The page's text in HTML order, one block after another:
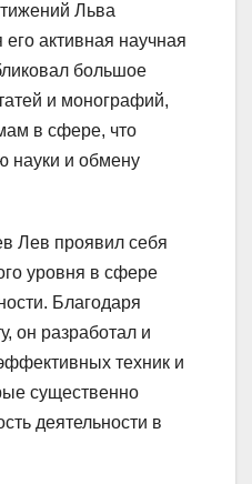
Льва
активная научная
большое
и монографий,
в сфере, что
науки и обмену
Лев проявил себя
уровня в сфере
Благодаря
он разработал и
техник и
существенно
деятельности в